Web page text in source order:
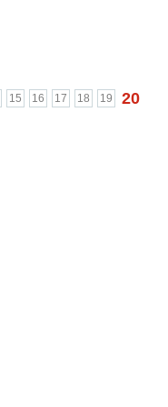
15 16 17 18 19 20